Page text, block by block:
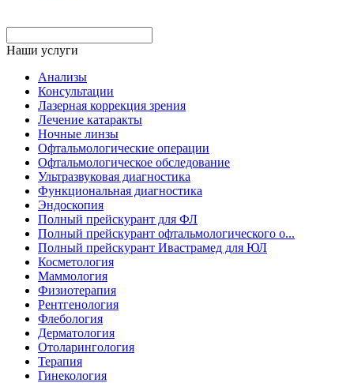
Наши услуги
Анализы
Консультации
Лазерная коррекция зрения
Лечение катаракты
Ночные линзы
Офтальмологические операции
Офтальмологическое обследование
Ультразвуковая диагностика
Функциональная диагностика
Эндоскопия
Полный прейскурант для ФЛ
Полный прейскурант офтальмологического о...
Полный прейскурант Ивастрамед для ЮЛ
Косметология
Маммология
Физиотерапия
Рентгенология
Флебология
Дерматология
Отоларингология
Терапия
Гинекология